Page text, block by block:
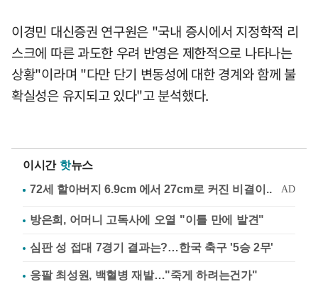
이경민 대신증권 연구원은 "국내 증시에서 지정학적 리
스크에 따른 과도한 우려 반영은 제한적으로 나타나는
상황"이라며 "다만 단기 변동성에 대한 경계와 함께 불
확실성은 유지되고 있다"고 분석했다.
이시간 핫뉴스
방은희, 어머니 고독사에 오열 "이틀 만에 발견"
심판 성 접대 7경기 결과는?…한국 축구 '5승 2무'
응팔 최성원, 백혈병 재발…"죽게 하려는건가"